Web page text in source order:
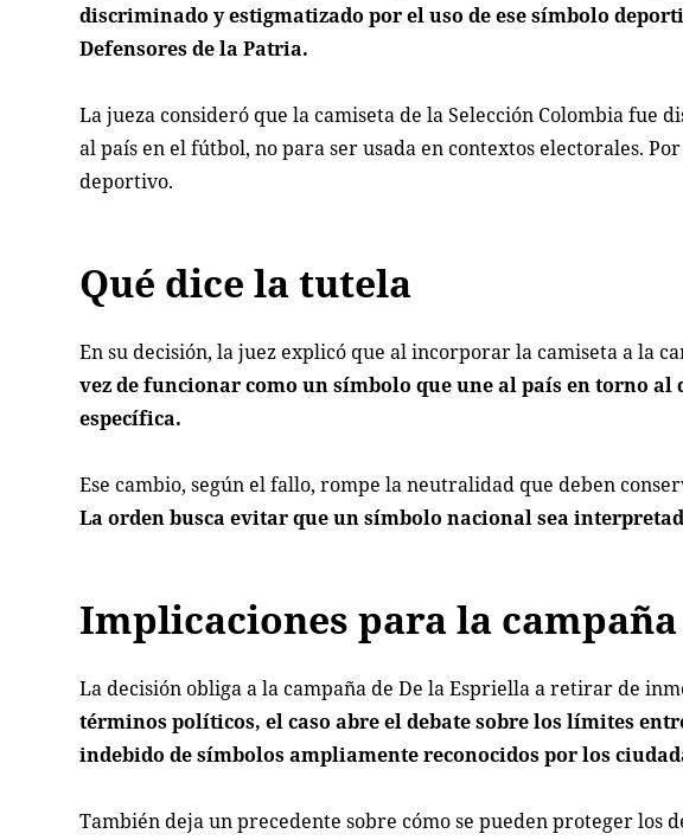
discriminado y estigmatizado por el uso de ese símbolo
Defensores de la Patria.
La jueza consideró que la camiseta de la Selección Colombia fue
al país en el fútbol, no para ser usada en contextos electorales.
deportivo.
Qué dice la tutela
En su decisión, la juez explicó que al incorporar la camiseta a la
vez de funcionar como un símbolo que une al país en torno
específica.
Ese cambio, según el fallo, rompe la neutralidad que deben
La orden busca evitar que un símbolo nacional sea
Implicaciones para la campaña
La decisión obliga a la campaña de De la Espriella a retirar de
términos políticos, el caso abre el debate sobre los límites
indebido de símbolos ampliamente reconocidos por los
También deja un precedente sobre cómo se pueden proteger los